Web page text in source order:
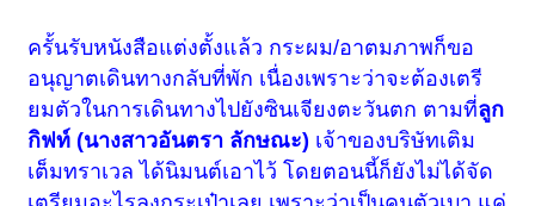
ครั้นรับหนังสือแต่งตั้งแล้ว กระผม/อาตมภาพก็ขอ
อนุญาตเดินทางกลับที่พัก เนื่องเพราะว่าจะต้องเตรี
ยมตัวในการเดินทางไปยังซินเจียงตะวันตก ตามที่ลูก
กิฟท์ (นางสาวอันตรา ลักษณะ) เจ้าของบริษัทเติม
เต็มทราเวล ได้นิมนต์เอาไว้ โดยตอนนี้ก็ยังไม่ได้จัด